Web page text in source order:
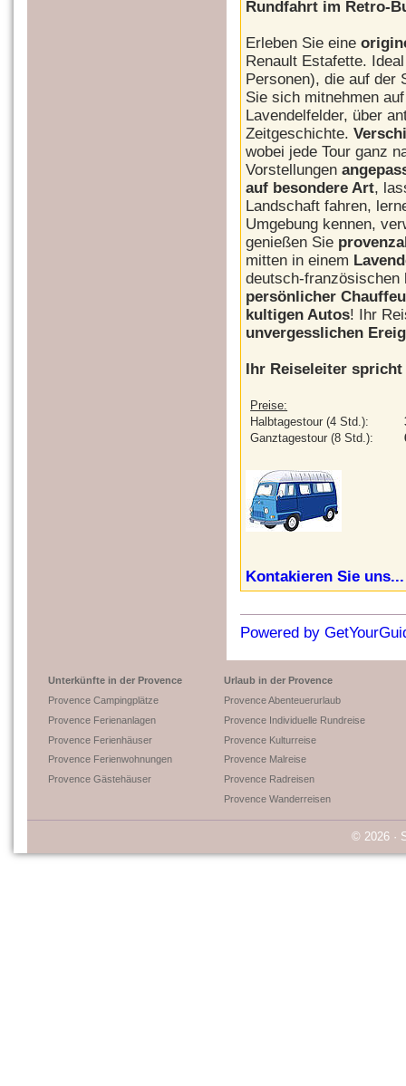
Rundfahrt im Retro-
Erleben Sie eine
Renault Estafette.
Personen), die auf der
Sie sich mitnehmen
Lavendelfelder, über
Zeitgeschichte.
wobei jede Tour ganz
Vorstellungen
auf besondere Art,
Landschaft fahren,
Umgebung kennen,
genießen Sie
mitten in einem
deutsch-französischen
persönlicher
kultigen Autos! Ihr
unvergesslichen
Ihr Reiseleiter spricht
Preise:
Halbtagestour (4 Std.):
Ganztagestour (8 Std.):
Kontakieren Sie uns...
Powered by
Unterkünfte in der Provence
Provence Campingplätze
Provence Ferienanlagen
Provence Ferienhäuser
Provence Ferienwohnungen
Provence Gästehäuser
Urlaub in der Provence
Provence Abenteuerurlaub
Provence Individuelle Rundreise
Provence Kulturreise
Provence Malreise
Provence Radreisen
Provence Wanderreisen
© 2026 ·